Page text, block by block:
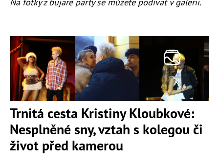
Na fotky z bujaré party se můžete podívat v galerii.
Trnitá cesta Kristiny Kloubkové:
Nesplněné sny, vztah s kolegou či
život před kamerou